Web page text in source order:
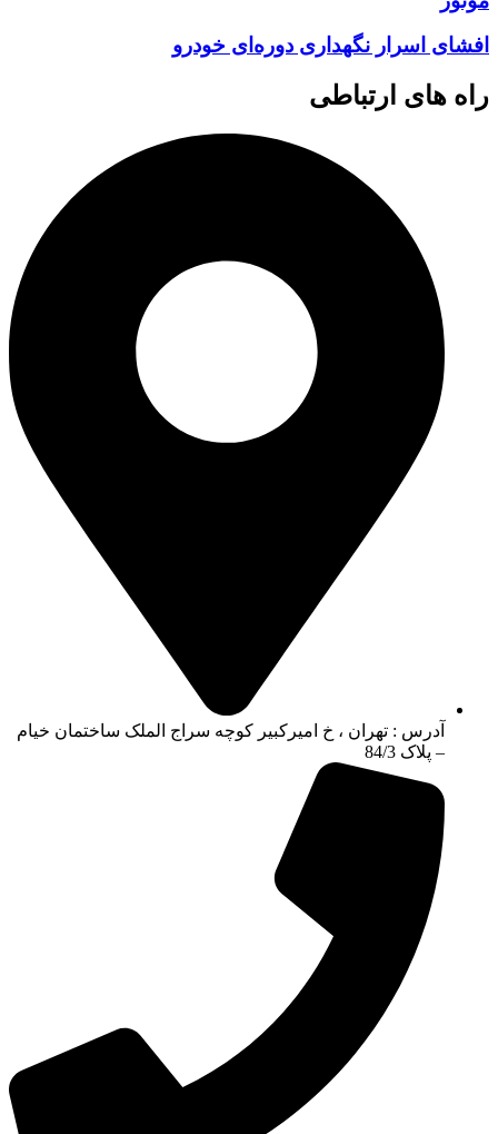
افشای اسرار نگهداری دوره‌ای خودرو
راه های ارتباطی
آدرس : تهران ، خ امیرکبیر کوچه سراج الملک ساختمان خیام
– پلاک 84/3